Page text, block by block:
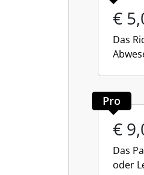
€
Das
Pro
€
Das
oder